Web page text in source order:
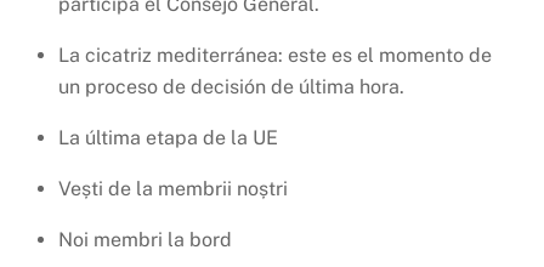
La cicatriz mediterránea: este es el momento de
un proceso de decisión de última hora.
La última etapa de la UE
Vești de la membrii noștri
Noi membri la bord